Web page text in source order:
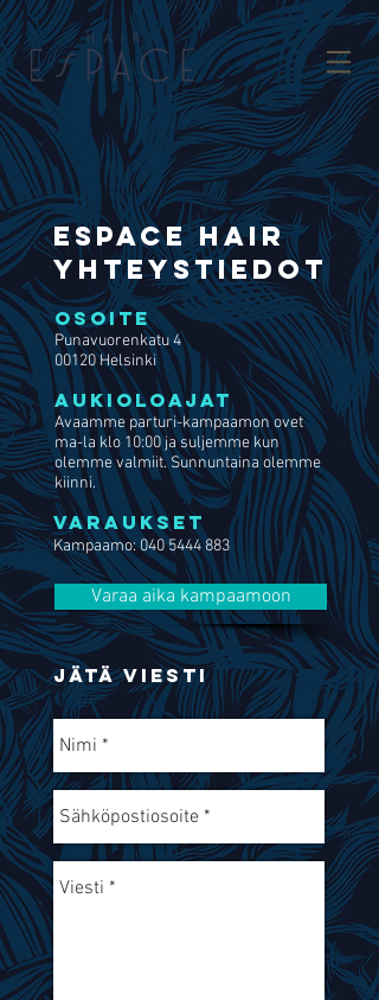
OSOITE
Punavuorenkatu 4
00120 Helsinki
AUKIOLOAJAT
Avaamme parturi-kampaamon ovet
ma-la klo 10:00 ja suljemme kun
olemme valmiit.Sunnuntaina olemme
kiinni.
VARAUKSET
Kampaamo:040 5444 883
Varaa aika kampaamoon
JÄTÄ VIESTI
ESPACE HAIR
YHTEYSTIEDOT